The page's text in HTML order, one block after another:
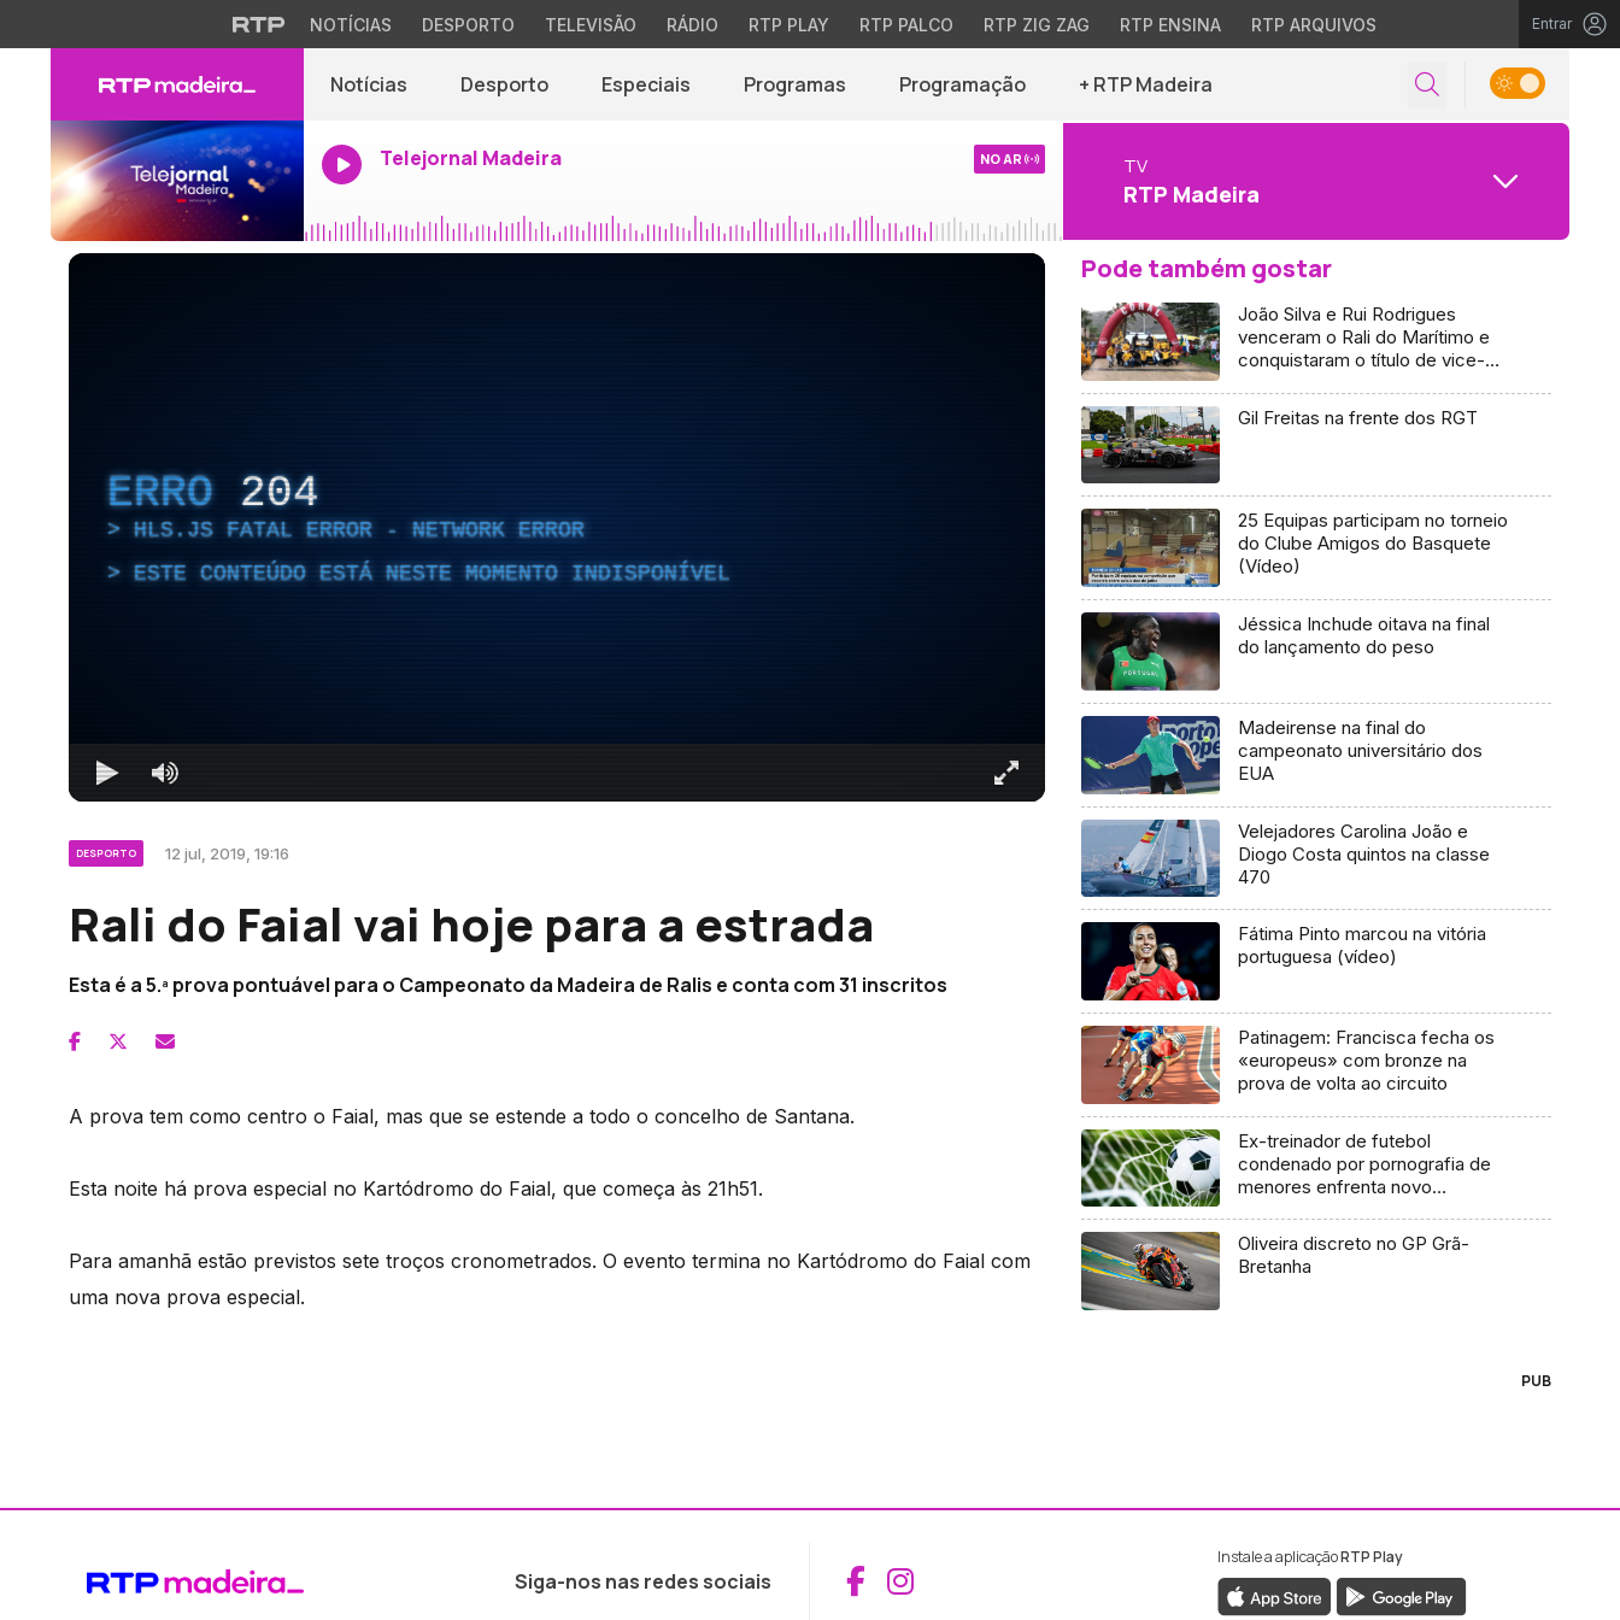
NOTÍCIAS DESPORTO TELEVISÃO RÁDIO RTP PLAY RTP PALCO RTP ZIG ZAG RTP ENSINA RTP ARQUIVOS Entrar
Notícias Desporto Especiais Programas Programação + RTP Madeira
Telejornal Madeira NO AR TV
RTP Madeira
ERRO 204
HLS.JS FATAL ERROR - NETWORK ERROR
ESTE CONTEÚDO ESTÁ NESTE MOMENTO INDISPONÍVEL
DESPORTO 12 jul, 2019, 19:16
Rali do Faial vai hoje para a estrada
Esta é a 5.ª prova pontuável para o Campeonato da Madeira de Ralis e conta com 31 inscritos
A prova tem como centro o Faial, mas que se estende a todo o concelho de Santana.
Esta noite há prova especial no Kartódromo do Faial, que começa às 21h51.
Para amanhã estão previstos sete troços cronometrados. O evento termina no Kartódromo do Faial com
uma nova prova especial.
Pode também gostar
João Silva e Rui Rodrigues
venceram o Rali do Marítimo e
conquistaram o título de vice-
Gil Freitas na frente dos RGT
25 Equipas participam no torneio
do Clube Amigos do Basquete
(Vídeo)
Jéssica Inchude oitava na final
do lançamento do peso
Madeirense na final do
campeonato universitário dos
EUA
Velejadores Carolina João e
Diogo Costa quintos na classe
470
Fátima Pinto marcou na vitória
portuguesa (vídeo)
Patinagem: Francisca fecha os
«europeus» com bronze na
prova de volta ao circuito
Ex-treinador de futebol
condenado por pornografia de
menores enfrenta novo
Oliveira discreto no GP Grã-
Bretanha
PUB
Siga-nos nas redes sociais Aceder ao Facebook da RTP Madeira
Aceder ao Instagram da RTP Madeira
Instale a aplicaçãoRTP Play